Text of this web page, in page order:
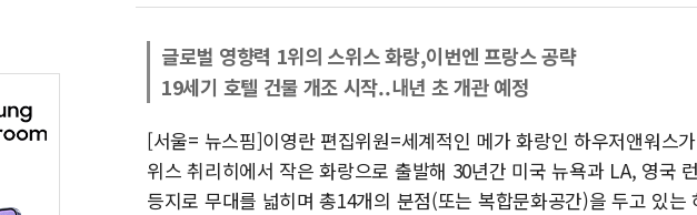
보훈부, 미
李 대통령, '6
트럼프, 中
글로벌 영향력 1위의 스위스 화랑,이번엔 프랑스 공략
19세기 호텔 건물 개조 시작..내년 초 개관 예정
[서울= 뉴스핌]이영란 편집위원=세계적인 메가 화랑인 하우저앤워스
위스 취리히에서 작은 화랑으로 출발해 30년간 미국 뉴욕과 LA, 영국
등지로 무대를 넓히며 총14개의 분점(또는 복합문화공간)을 두고 있